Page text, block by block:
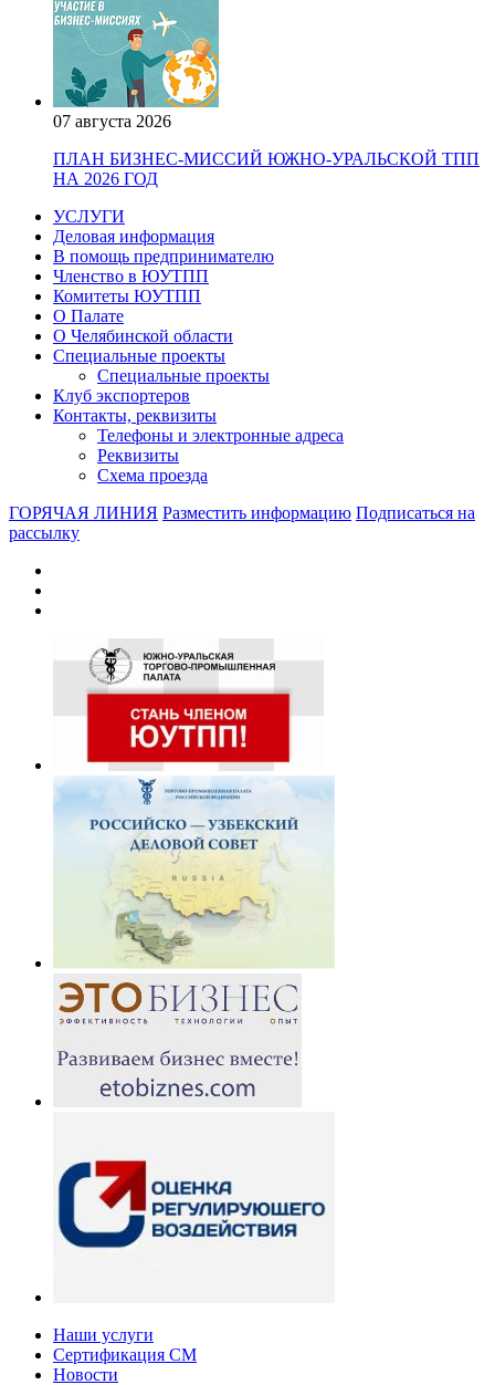
07 августа 2026
ПЛАН БИЗНЕС-МИССИЙ ЮЖНО-УРАЛЬСКОЙ ТПП
НА 2026 ГОД
УСЛУГИ
Деловая информация
В помощь предпринимателю
Членство в ЮУТПП
Комитеты ЮУТПП
О Палате
О Челябинской области
Специальные проекты
Специальные проекты
Клуб экспортеров
Контакты, реквизиты
Телефоны и электронные адреса
Реквизиты
Схема проезда
ГОРЯЧАЯ ЛИНИЯ Разместить информацию Подписаться на
рассылку
Наши услуги
Сертификация СМ
Новости